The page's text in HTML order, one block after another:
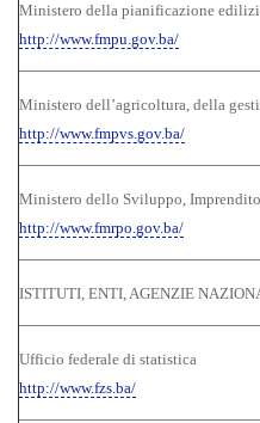
Ministero della pianificazione
http://www.fmpu.gov.ba/
Ministero dell’agricoltura, della
http://www.fmpvs.gov.ba/
Ministero dello Sviluppo,
http://www.fmrpo.gov.ba/
ISTITUTI, ENTI, AGENZIE
Ufficio federale di statistica
http://www.fzs.ba/